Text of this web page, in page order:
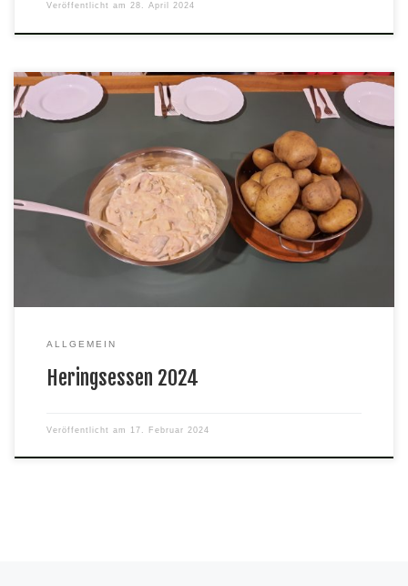
Veröffentlicht am 28. April 2024
Am Aschermittwoch den 14. Februar gab es das traditionelle
Heringsessen. Die beiden Köche Astrid und Jörg bereiteten wieder
den Heringssalat nach eigenem Rezept und heiße Kartoffeln vor.
So kann auch der letzte Kater vom Fasching noch vertrieben
ALLGEMEIN
Heringsessen 2024
Veröffentlicht am 17. Februar 2024